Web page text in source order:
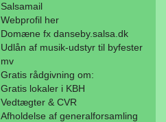
Salsamail
Webprofil her
Domæne fx danseby.salsa.dk
Udlån af musik-udstyr til byfester
mv
Gratis rådgivning om:
Gratis lokaler i KBH
Vedtægter & CVR
Afholdelse af generalforsamling